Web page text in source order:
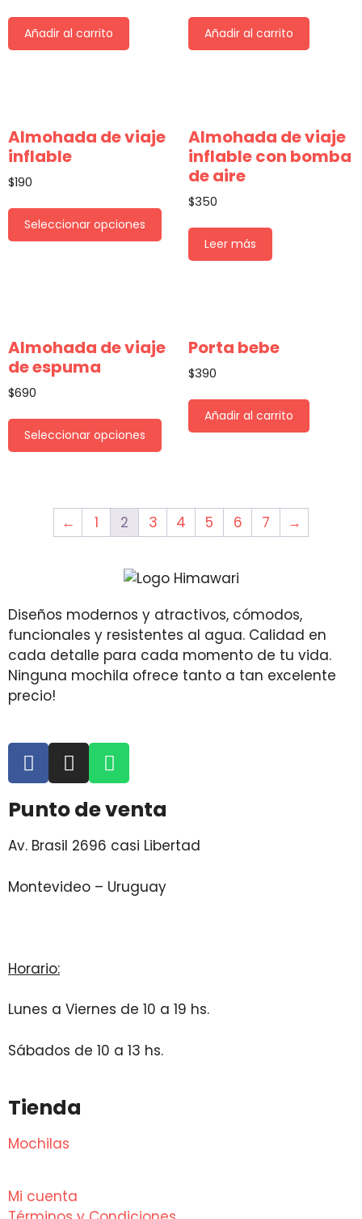
Añadir al carrito Añadir al carrito
Almohada de viaje
inflable
$190
Seleccionar opciones
Almohada de viaje
inflable con bomba
de aire
$350
Leer más
Almohada de viaje
de espuma
$690
Seleccionar opciones
Porta bebe
$390
Añadir al carrito
← 1 2 3 4 5 6 7 →
Diseños modernos y atractivos, cómodos,
funcionales y resistentes al agua. Calidad en
cada detalle para cada momento de tu vida.
Ninguna mochila ofrece tanto a tan excelente
precio!
Punto de venta
Av. Brasil 2696 casi Libertad
Montevideo – Uruguay
Horario:
Lunes a Viernes de 10 a 19 hs.
Sábados de 10 a 13 hs.
Tienda
Mochilas
Mi cuenta